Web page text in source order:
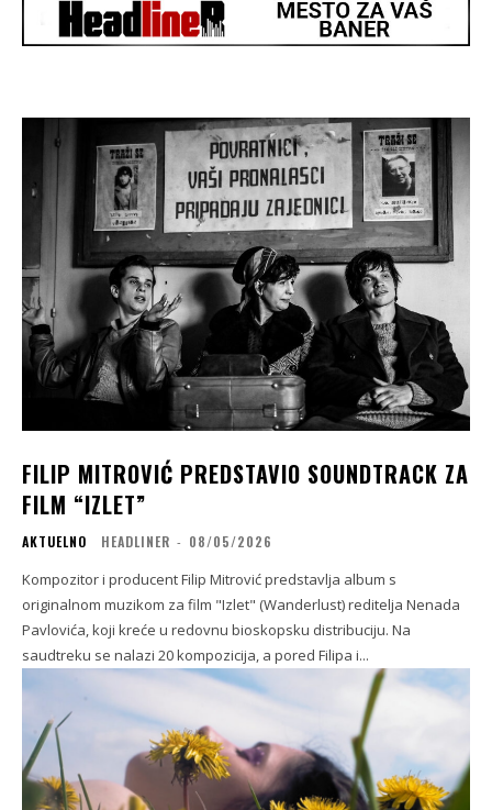
FILIP MITROVIĆ PREDSTAVIO SOUNDTRACK ZA
FILM “IZLET”
AKTUELNO HEADLINER - 08/05/2026
Kompozitor i producent Filip Mitrović predstavlja album s
originalnom muzikom za film "Izlet" (Wanderlust) reditelja Nenada
Pavlovića, koji kreće u redovnu bioskopsku distribuciju. Na
saudtreku se nalazi 20 kompozicija, a pored Filipa i...